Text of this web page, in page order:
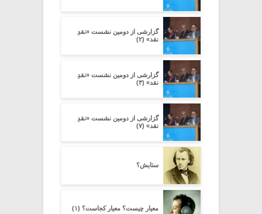
گزارشی از دومین نشست «نقدِ
نقد» (۲)
گزارشی از دومین نشست «نقدِ
نقد» (۳)
گزارشی از دومین نشست «نقدِ
نقد» (۷)
ستایش؟
معیار چیست؟ معیار کجاست؟ (۱)